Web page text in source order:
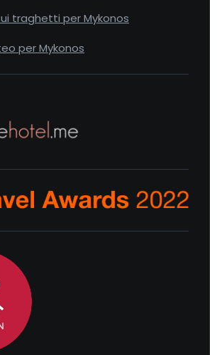
traghetti per Mykonos
per Mykonos